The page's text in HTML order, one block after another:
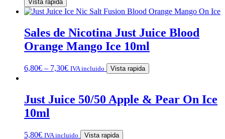
Vista rapida
Sales de Nicotina Just Juice Blood
Orange Mango Ice 10ml
6,80€ – 7,30€ IVA incluido Vista rapida
Just Juice 50/50 Apple & Pear On Ice
10ml
5,80€ IVA incluido Vista rapida